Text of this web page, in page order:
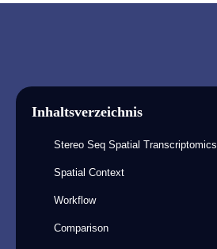
Inhaltsverzeichnis
Stereo Seq Spatial Transcriptomics
Spatial Context
Workflow
Comparison